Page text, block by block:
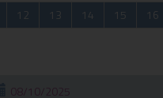
12 13 14 15 16
08/10/2025